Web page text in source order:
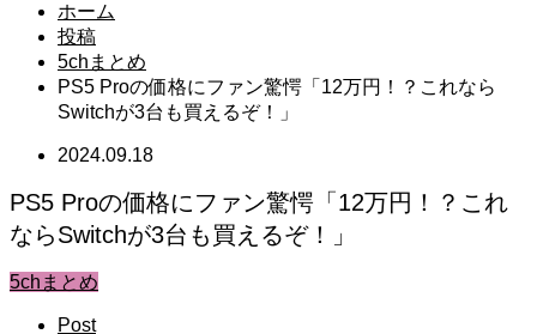
ホーム
投稿
5chまとめ
PS5 Proの価格にファン驚愕「12万円！？これなら
Switchが3台も買えるぞ！」
2024.09.18
PS5 Proの価格にファン驚愕「12万円！？これ
ならSwitchが3台も買えるぞ！」
5chまとめ
Post